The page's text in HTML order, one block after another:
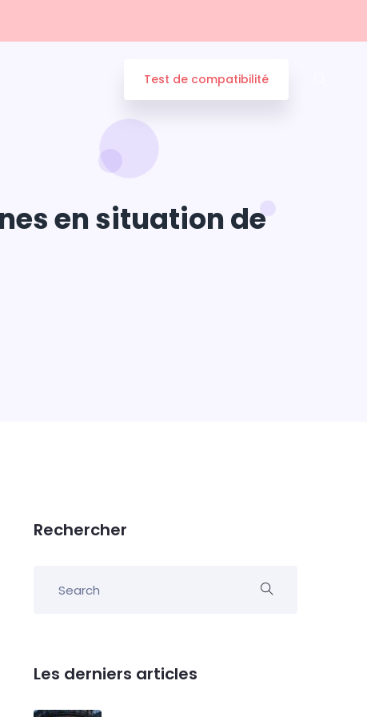
Test de compatibilité
en situation de
Rechercher
Les derniers articles